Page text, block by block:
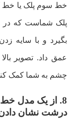
پلک شماست که در
بگیرد و با سایه
عمق داد. تصویر
چشم به شما کمک
8. از یک مدل
درشت نشان